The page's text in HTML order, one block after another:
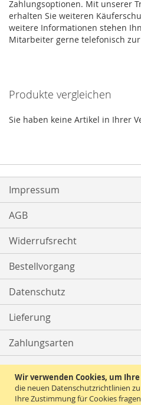
Wir verwenden Cookies, um
die neuen Datenschutzrichtlinien
Ihre Zustimmung für Cookies
Zahlungsoptionen. Mit unserer
erhalten Sie weiteren
weitere Informationen stehen
Mitarbeiter gerne telefonisch
Produkte vergleichen
Sie haben keine Artikel in Ihrer
Impressum
AGB
Widerrufsrecht
Bestellvorgang
Datenschutz
Lieferung
Zahlungsarten
Kontakt